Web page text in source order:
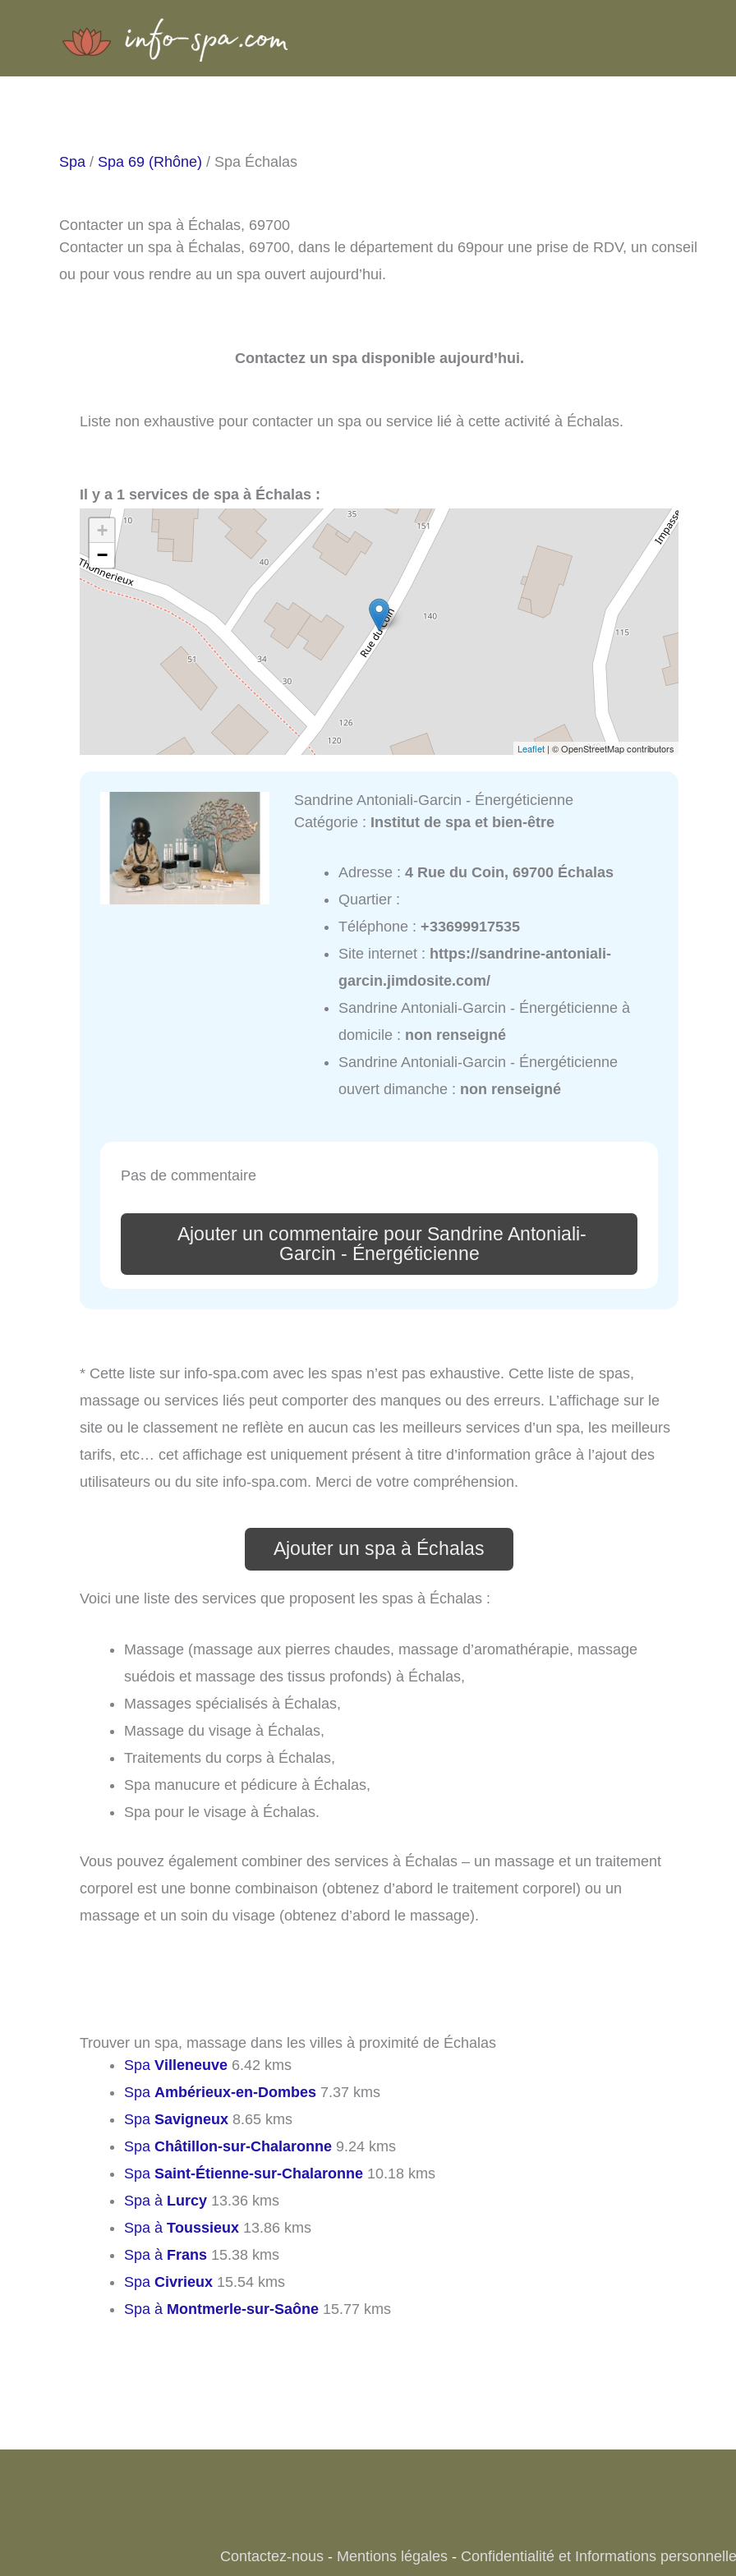
Spa / Spa 69 (Rhône) / Spa Échalas
Contacter un spa à Échalas, 69700
Contacter un spa à Échalas, 69700, dans le département du 69pour une prise de RDV, un conseil
ou pour vous rendre au un spa ouvert aujourd’hui.
Contactez un spa disponible aujourd’hui.
Liste non exhaustive pour contacter un spa ou service lié à cette activité à Échalas.
Il y a 1 services de spa à Échalas :
+
−
Leaflet | © OpenStreetMap contributors
Sandrine Antoniali-Garcin - Énergéticienne
Catégorie : Institut de spa et bien-être
Adresse :4 Rue du Coin, 69700 Échalas
Quartier :
Téléphone :+33699917535
Site internet : https://sandrine-antoniali-
garcin.jimdosite.com/
Sandrine Antoniali-Garcin - Énergéticienne à
domicile : non renseigné
Sandrine Antoniali-Garcin - Énergéticienne
ouvert dimanche : non renseigné
Pas de commentaire
Ajouter un commentaire pour Sandrine Antoniali-
Garcin - Énergéticienne
* Cette liste sur info-spa.com avec les spas n’est pas exhaustive. Cette liste de spas,
massage ou services liés peut comporter des manques ou des erreurs. L’affichage sur le
site ou le classement ne reflète en aucun cas les meilleurs services d’un spa, les meilleurs
tarifs, etc… cet affichage est uniquement présent à titre d’information grâce à l’ajout des
utilisateurs ou du site info-spa.com. Merci de votre compréhension.
Ajouter un spa à Échalas
Voici une liste des services que proposent les spas à Échalas :
Massage (massage aux pierres chaudes, massage d’aromathérapie, massage
suédois et massage des tissus profonds) à Échalas,
Massages spécialisés à Échalas,
Massage du visage à Échalas,
Traitements du corps à Échalas,
Spa manucure et pédicure à Échalas,
Spa pour le visage à Échalas.
Vous pouvez également combiner des services à Échalas – un massage et un traitement
corporel est une bonne combinaison (obtenez d’abord le traitement corporel) ou un
massage et un soin du visage (obtenez d’abord le massage).
Trouver un spa, massage dans les villes à proximité de Échalas
Spa Villeneuve 6.42 kms
Spa Ambérieux-en-Dombes 7.37 kms
Spa Savigneux 8.65 kms
Spa Châtillon-sur-Chalaronne 9.24 kms
Spa Saint-Étienne-sur-Chalaronne 10.18 kms
Spa à Lurcy 13.36 kms
Spa à Toussieux 13.86 kms
Spa à Frans 15.38 kms
Spa Civrieux 15.54 kms
Spa à Montmerle-sur-Saône 15.77 kms
Contactez-nous- Mentions légales- Confidentialité et Informations